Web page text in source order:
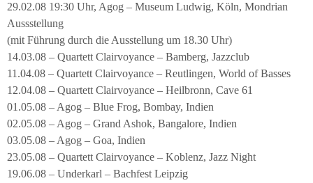
29.02.08 19:30 Uhr, Agog – Museum Ludwig, Köln, Mondrian
Aussstellung
(mit Führung durch die Ausstellung um 18.30 Uhr)
14.03.08 – Quartett Clairvoyance – Bamberg, Jazzclub
11.04.08 – Quartett Clairvoyance – Reutlingen, World of Basses
12.04.08 – Quartett Clairvoyance – Heilbronn, Cave 61
01.05.08 – Agog – Blue Frog, Bombay, Indien
02.05.08 – Agog – Grand Ashok, Bangalore, Indien
03.05.08 – Agog – Goa, Indien
23.05.08 – Quartett Clairvoyance – Koblenz, Jazz Night
19.06.08 – Underkarl – Bachfest Leipzig